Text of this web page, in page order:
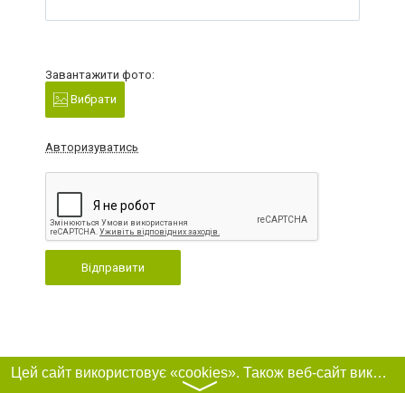
Завантажити фото:
Вибрати
Авторизуватись
Відправити
Цей сайт використовує «cookies». Також веб-сайт використовує інтернет-сервіс для збору технічних даних стосовно відвідувачів з метою отримання маркетингової та статистичної інформації. Умови обробки даних відвідувачів сайту див.
〉